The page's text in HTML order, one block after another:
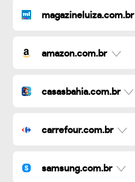
magazineluiza.com.br
amazon.com.br
casasbahia.com.br
carrefour.com.br
samsung.com.br